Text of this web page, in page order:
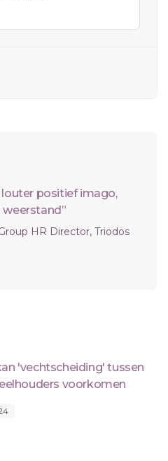
louter positief imago,
weerstand”
HR Director, Triodos
'vechtscheiding' tussen
voorkomen